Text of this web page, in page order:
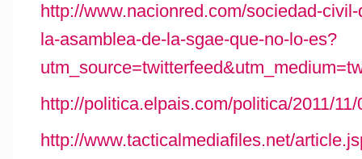
http://www.nacionred.com/sociedad-
la-asamblea-de-la-sgae-que-no-lo-es?
http://politica.elpais.com/politica/2011/
http://www.tacticalmediafiles.net/